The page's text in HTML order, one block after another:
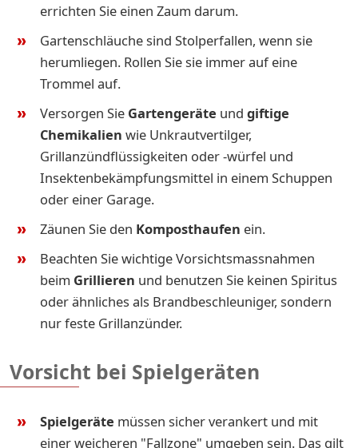
errichten Sie einen Zaum darum.
Gartenschläuche sind Stolperfallen, wenn sie
herumliegen. Rollen Sie sie immer auf eine
Trommel auf.
Versorgen Sie Gartengeräte und giftige
Chemikalien wie Unkrautvertilger,
Grillanzündflüssigkeiten oder -würfel und
Insektenbekämpfungsmittel in einem Schuppen
oder einer Garage.
Zäunen Sie den Komposthaufen ein.
Beachten Sie wichtige Vorsichtsmassnahmen
beim Grillieren und benutzen Sie keinen Spiritus
oder ähnliches als Brandbeschleuniger, sondern
nur feste Grillanzünder.
Vorsicht bei Spielgeräten
Spielgeräte müssen sicher verankert und mit
einer weicheren "Fallzone" umgeben sein. Das gilt